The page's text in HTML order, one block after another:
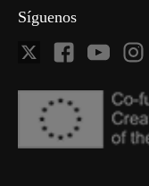
Síguenos